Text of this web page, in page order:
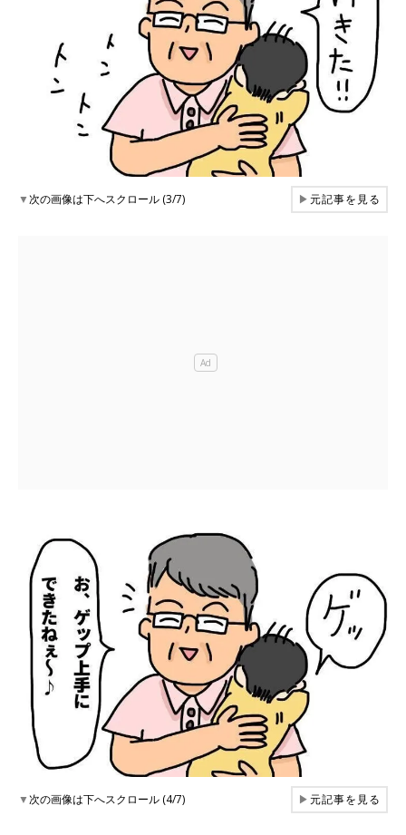
▼次の画像は下へスクロール (3/7) ▶元記事を見る
▼次の画像は下へスクロール (4/7) ▶元記事を見る